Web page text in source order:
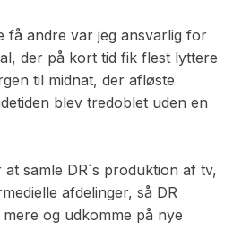
få andre var jeg ansvarlig for
der på kort tid fik flest lyttere
til midnat, der afløste
blev tredoblet uden en
samle DR´s produktion af tv,
afdelinger, så DR
og udkomme på nye